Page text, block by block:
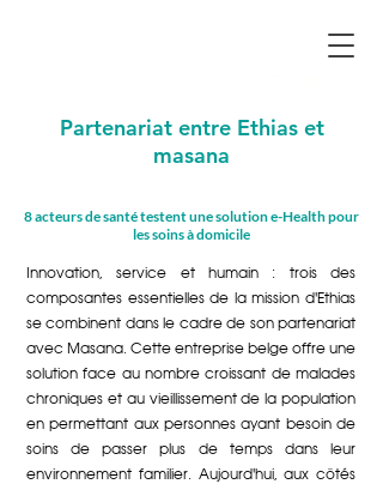
Partenariat entre Ethias et
masana
8 acteurs de santé testent une solution e-Health pour
les soins à domicile
Innovation, service et humain : trois des
composantes essentielles de la mission d'Ethias
se combinent dans le cadre de son partenariat
avec Masana. Cette entreprise belge offre une
solution face au nombre croissant de malades
chroniques et au vieillissement de la population
en permettant aux personnes ayant besoin de
soins de passer plus de temps dans leur
environnement familier. Aujourd'hui, aux côtés